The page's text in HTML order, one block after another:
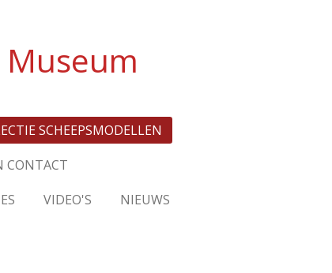
SCHEEPSMODELLEN
CONTACT
VIDEO'S
NIEUWS